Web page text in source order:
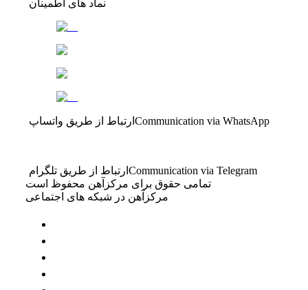
نماد های اطمینان
ارتباط از طریق واتساپ Communication via WhatsApp
ارتباط از طریق تلگرام Communication via Telegram
تمامی حقوق برای مرکزآهن محفوظ است
مرکزآهن در شبکه های اجتماعی